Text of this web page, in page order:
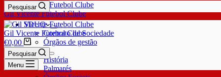
Gil Vicente Futebol Clube
Pesquisar
SDUQ
Contrato de Sociedade
Órgãos de gestão
Clube
História
Palmarés
Gil Vicente Futebol Clube
€0,00
Pesquisar
Menu